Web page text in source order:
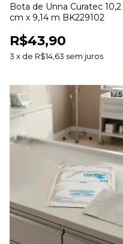
Bota de Unna Curatec 10,2
cm x 9,14 m BK229102
R$43,90
3 x de R$14,63 sem juros
1/5